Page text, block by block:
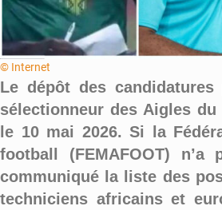
© Internet
Le dépôt des
sélectionneur des Aigles du
le 10 mai 2026. Si la
football (FEMAFOOT) n’a
communiqué la liste des
techniciens africains et